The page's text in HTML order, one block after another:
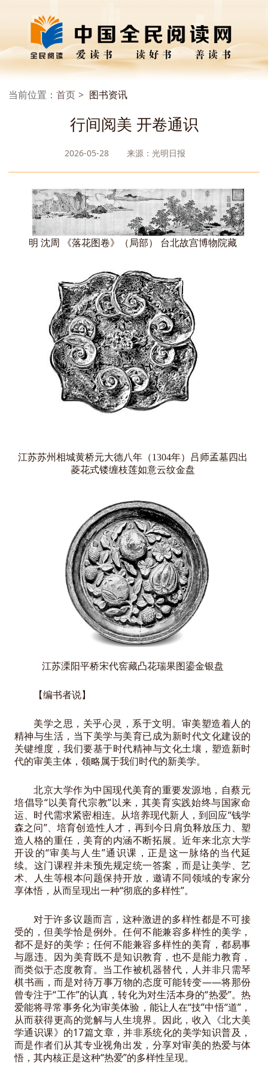
当前位置： 首页 图书资讯
行间阅美 开卷通识
2026-05-28 来源：光明日报
明 沈周 《落花图卷》（局部） 台北故宫博物院藏
江苏苏州相城黄桥元大德八年（1304年）吕师孟墓四出
菱花式镂缠枝莲如意云纹金盘
江苏溧阳平桥宋代窖藏凸花瑞果图鎏金银盘
【编书者说】
美学之思，关乎心灵，系于文明。审美塑造着人的
精神与生活，当下美学与美育已成为新时代文化建设的
关键维度，我们要基于时代精神与文化土壤，塑造新时
代的审美主体，领略属于我们时代的新美学。
北京大学作为中国现代美育的重要发源地，自蔡元
培倡导“以美育代宗教”以来，其美育实践始终与国家命
运、时代需求紧密相连。从培养现代新人，到回应“钱学
森之问”、培育创造性人才，再到今日肩负释放压力、塑
造人格的重任，美育的内涵不断拓展。近年来北京大学
开设的“审美与人生”通识课，正是这一脉络的当代延
续。这门课程并未预先规定统一答案，而是让美学、艺
术、人生等根本问题保持开放，邀请不同领域的专家分
享体悟，从而呈现出一种“彻底的多样性”。
对于许多议题而言，这种激进的多样性都是不可接
受的，但美学恰是例外。任何不能兼容多样性的美学，
都不是好的美学；任何不能兼容多样性的美育，都易事
与愿违。因为美育既不是知识教育，也不是能力教育，
而类似于态度教育。当工作被机器替代，人并非只需琴
棋书画，而是对待万事万物的态度可能转变——将那份
曾专注于“工作”的认真，转化为对生活本身的“热爱”。热
爱能将寻常事务化为审美体验，能让人在“技”中悟“道”，
从而获得更高的觉解与人生境界。因此，收入《北大美
学通识课》的17篇文章，并非系统化的美学知识普及，
而是作者们从其专业视角出发，分享对审美的热爱与体
悟，其内核正是这种“热爱”的多样性呈现。